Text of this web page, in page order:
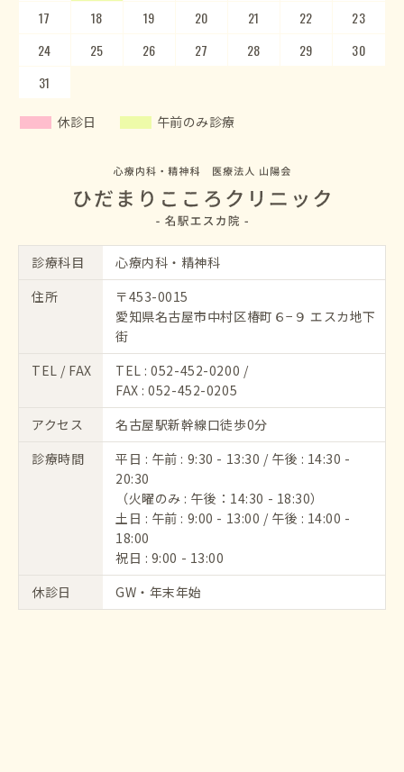
17
18 19 20 21 22
23
24
25 26 27 28 29
30
31
21
22 23 24 25 26
27
28
29 30
休診日 午前のみ診療
診療科目
心療内科・精神科
住所
〒453-0015
愛知県名古屋市中村区椿町６−９ エスカ地下
街
TEL / FAX
TEL :052-452-0200 /
FAX : 052-452-0205
アクセス
名古屋駅新幹線口徒歩0分
診療時間
平日 : 午前 : 9:30 - 13:30 / 午後 : 14:30 -
20:30
（火曜のみ : 午後：14:30 - 18:30）
土日 : 午前 : 9:00 - 13:00 / 午後 : 14:00 -
18:00
祝日 : 9:00 - 13:00
休診日
GW・年末年始